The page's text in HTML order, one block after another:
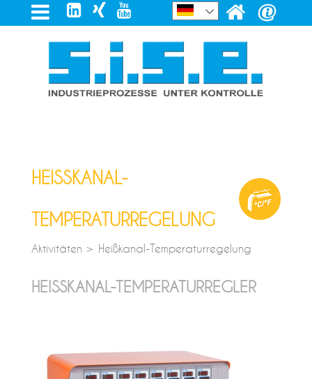
HEISSKANAL-
TEMPERATURREGELUNG
Aktivitäten > Heißkanal-Temperaturregelung
HEISSKANAL-TEMPERATURREGLER